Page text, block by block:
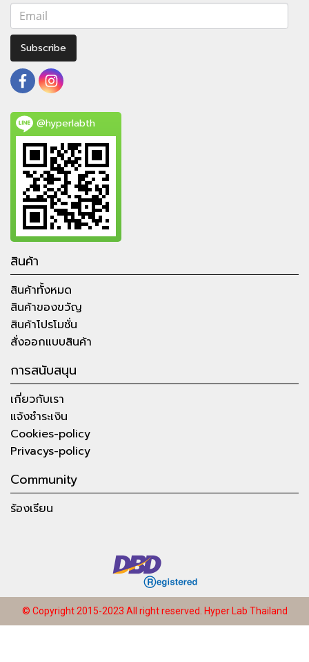
Subscribe
@hyperlabth
สินค้า
สินค้าทั้งหมด
สินค้าของขวัญ
สินค้าโปรโมชั่น
สั่งออกแบบสินค้า
การสนับสนุน
เกี่ยวกับเรา
แจ้งชำระเงิน
Cookies-policy
Privacys-policy
Community
ร้องเรียน
© Copyright 2015-2023 All right reserved. Hyper Lab Thailand